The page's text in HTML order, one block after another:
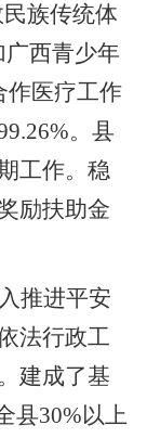
族传统体
广西青少年
作医疗工作
。县
工作。稳
励扶助金
推进平安
法行政工
建成了基
县30%以上